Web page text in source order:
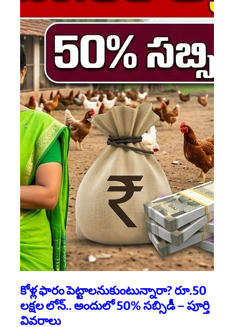
కోళ్ల ఫారం పెట్టాలనుకుంటున్నారా? రూ.50
లక్షల లోన్.. అందులో 50% సబ్సిడీ – పూర్తి
వివరాలు